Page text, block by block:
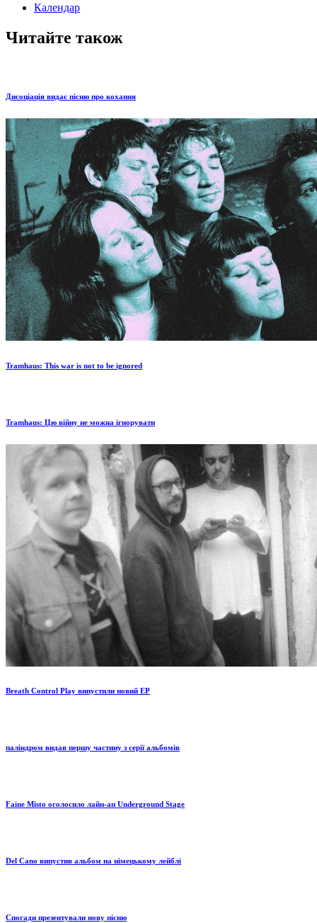
Календар
Читайте також
Дисоціація видає пісню про кохання
Tramhaus: Тhis war is not to be ignored
Tramhaus: Цю війну не можна ігнорувати
Breath Control Play випустили новий EP
паліндром видав першу частину з серії альбомів
Faine Misto оголосило лайн-ап Underground Stage
Del Cano випустив альбом на німецькому лейблі
Спогади презентували нову пісню